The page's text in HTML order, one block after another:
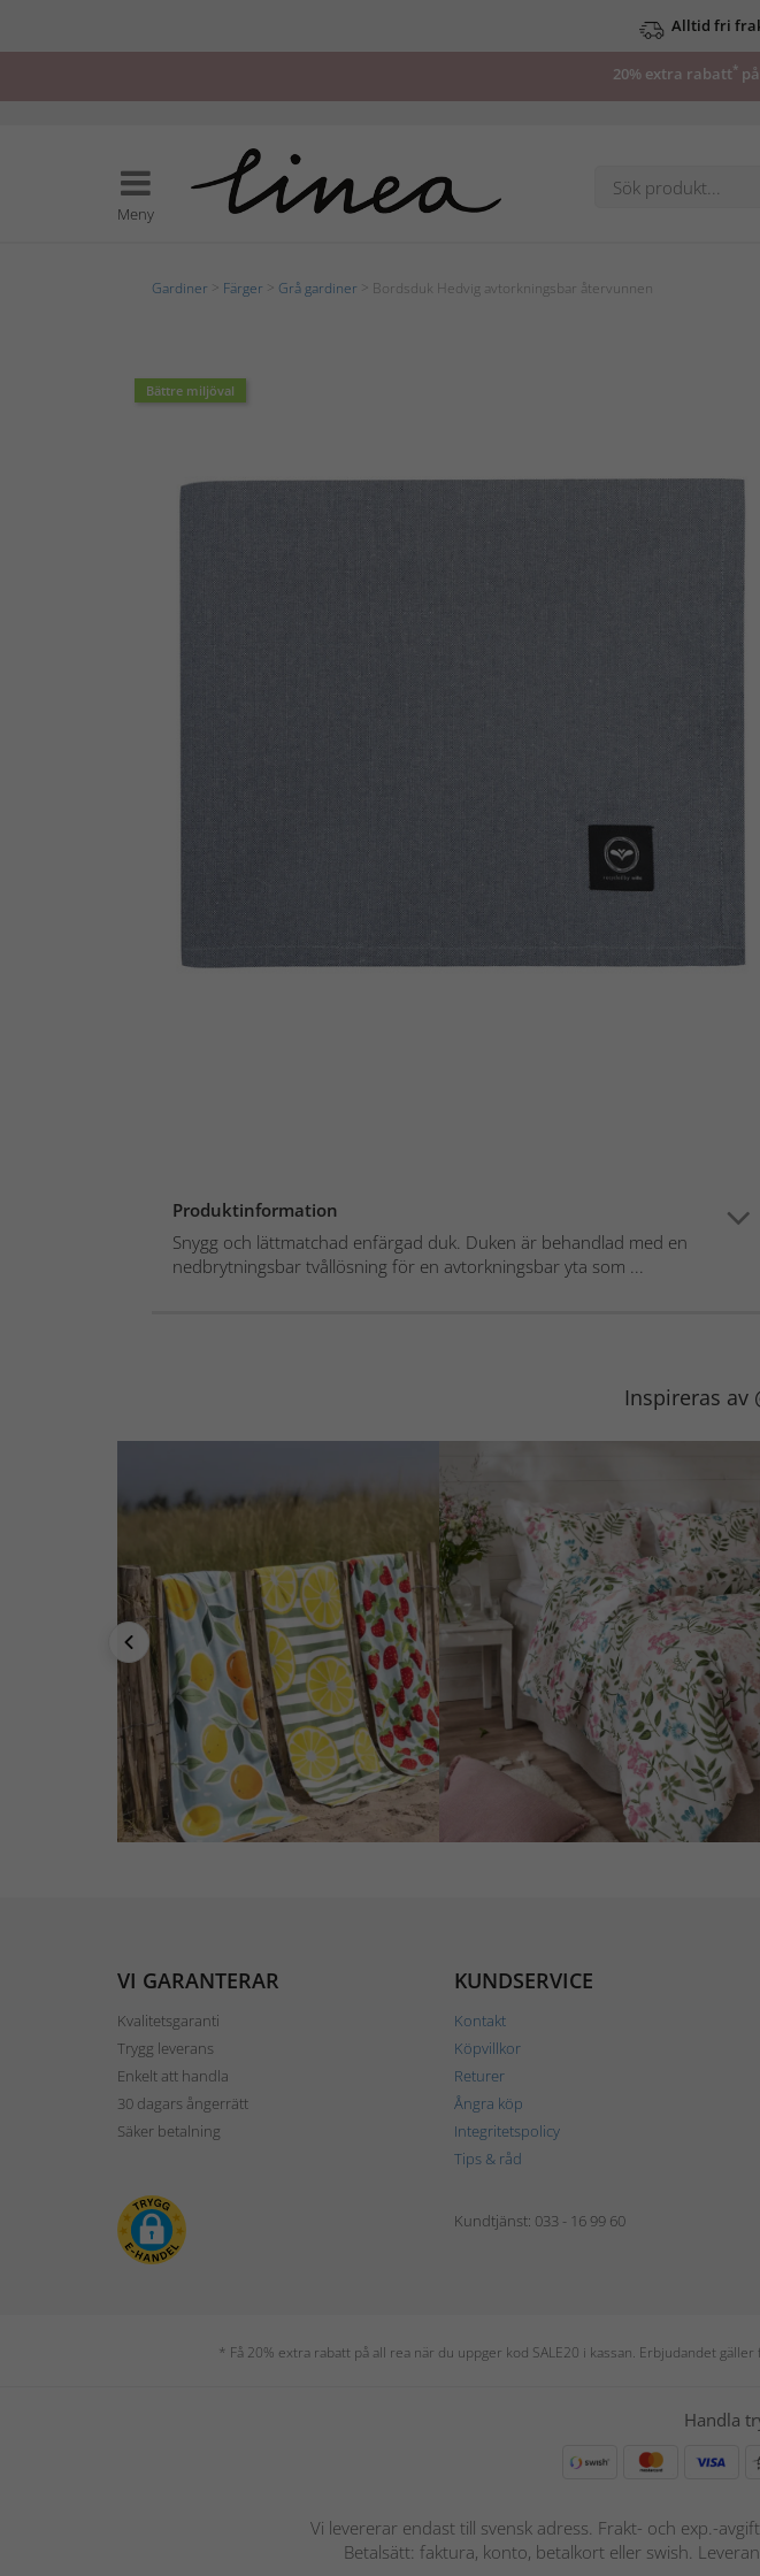
Alltid fri
20% extra rabatt*på
Meny
Gardiner Färger Grå gardiner > Bordsduk Hedvig avtorkningsbar återvunnen
Bättre miljöval
Produktinformation
Snygg och lättmatchad enfärgad duk. Duken är behandlad med en
nedbrytningsbar tvållösning för en avtorkningsbar yta som ...
Inspireras av
VI GARANTERAR
Kvalitetsgaranti
Trygg leverans
Enkelt att handla
30 dagars ångerrätt
Säker betalning
KUNDSERVICE
Kontakt
Köpvillkor
Returer
Ångra köp
Integritetspolicy
Tips & råd
Kundtjänst: 033 - 16 99 60
* Få 20% extra rabatt på all rea när du uppger kod SALE20 i kassan. Erbjudandet
Handla
Vi levererar endast till svensk adress. Frakt- och exp.-
Betalsätt: faktura, konto, betalkort eller swish.